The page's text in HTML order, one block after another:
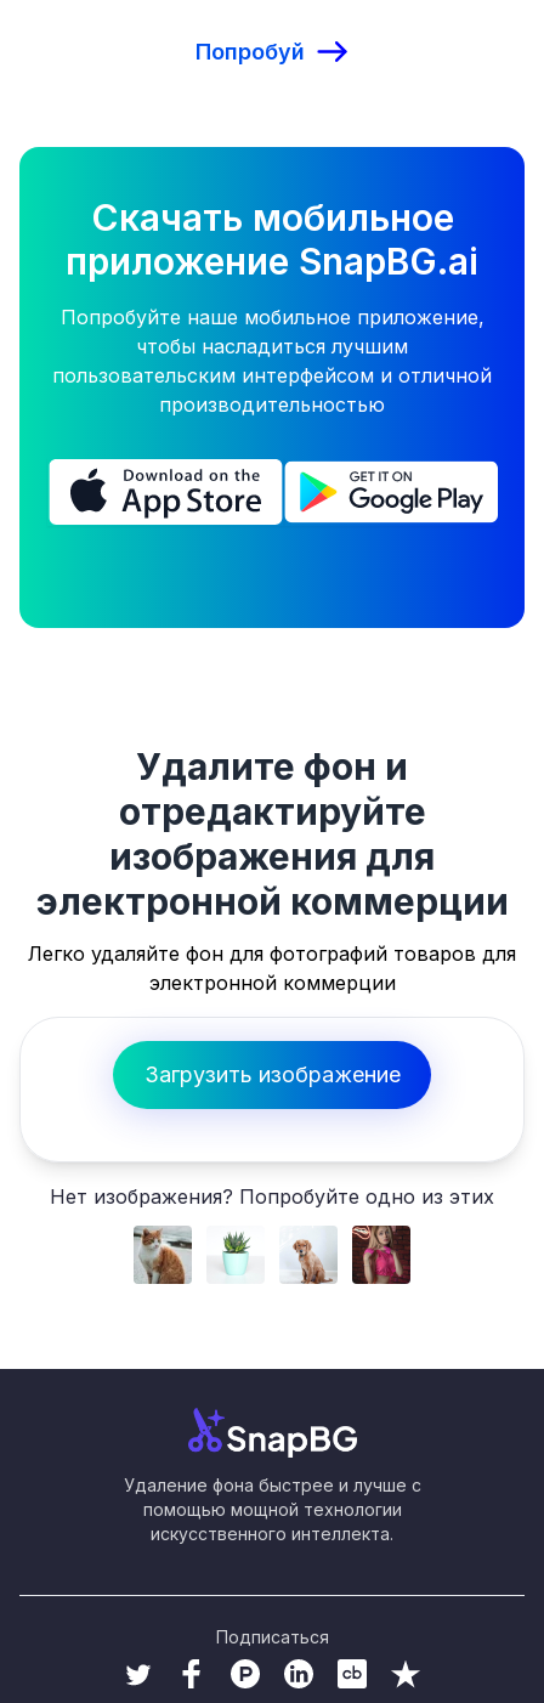
Попробуй
Скачать мобильное
приложение SnapBG.ai
Попробуйте наше мобильное приложение,
чтобы насладиться лучшим
пользовательским интерфейсом и отличной
производительностью
Удалите фон и
отредактируйте
изображения для
электронной коммерции
Легко удаляйте фон для фотографий товаров для
электронной коммерции
Загрузить изображение
Нет изображения? Попробуйте одно из этих
Удаление фона быстрее и лучше с
помощью мощной технологии
искусственного интеллекта.
Подписаться